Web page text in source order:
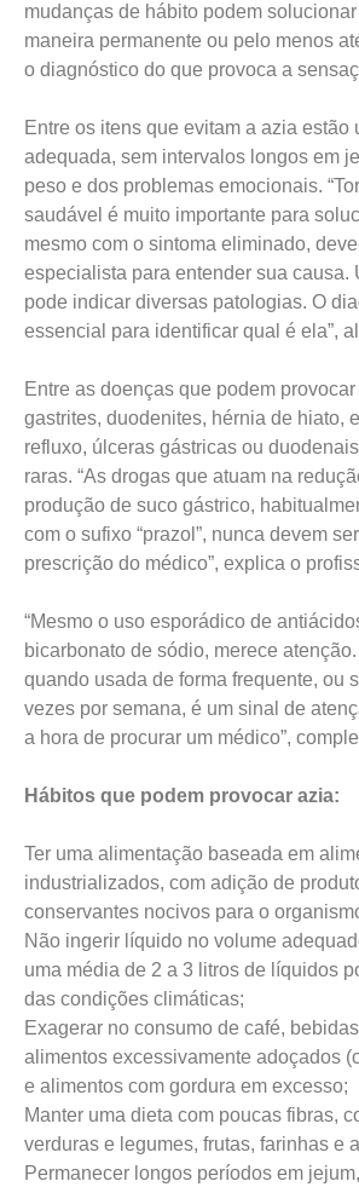
mudanças de hábito podem
maneira permanente ou pelo menos
o diagnóstico do que provoca a
Entre os itens que evitam a azia estão
adequada, sem intervalos longos em
peso e dos problemas emocionais.
saudável é muito importante para
mesmo com o sintoma eliminado,
especialista para entender sua causa.
pode indicar diversas patologias. O
essencial para identificar qual é ela”,
Entre as doenças que podem
gastrites, duodenites, hérnia de hiato,
refluxo, úlceras gástricas ou
raras. “As drogas que atuam na
produção de suco gástrico,
com o sufixo “prazol”, nunca devem
prescrição do médico”, explica o
“Mesmo o uso esporádico de
bicarbonato de sódio, merece
quando usada de forma frequente, ou
vezes por semana, é um sinal de
a hora de procurar um médico”,
Hábitos que podem provocar azia:
Ter uma alimentação baseada em
industrializados, com adição de
conservantes nocivos para o
Não ingerir líquido no volume
uma média de 2 a 3 litros de líquidos
das condições climáticas;
Exagerar no consumo de café,
alimentos excessivamente adoçados
e alimentos com gordura em excesso;
Manter uma dieta com poucas fibras,
verduras e legumes, frutas, farinhas e
Permanecer longos períodos em